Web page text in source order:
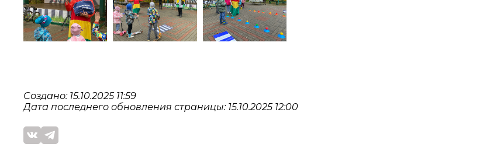
Создано: 15.10.2025 11:59
Дата последнего обновления страницы: 15.10.2025 12:00